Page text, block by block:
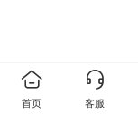
首页 客服